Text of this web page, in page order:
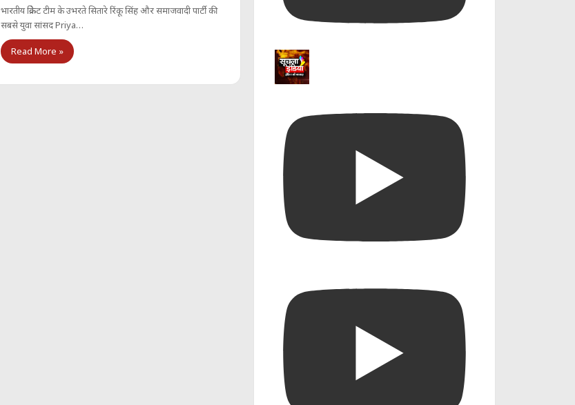
भारतीय क्रिकेट टीम के उभरते सितारे रिंकू सिंह और समाजवादी पार्टी की
सबसे युवा सांसद Priya…
Read More »